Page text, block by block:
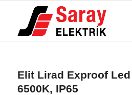
Elit Lirad Exproof
6500K, IP65